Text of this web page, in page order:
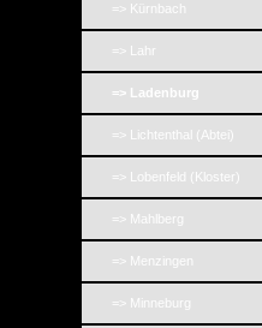
=> Kürnbach
=> Lahr
=> Ladenburg
=> Lichtenthal (Abtei)
=> Lobenfeld (Kloster)
=> Mahlberg
=> Menzingen
=> Minneburg